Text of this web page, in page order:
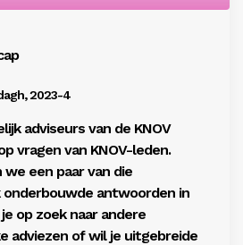
2023-4
adviseurs van de KNOV
vragen van KNOV-leden.
een paar van die
antwoorden in
op zoek naar andere
adviezen of wil je uitgebreide